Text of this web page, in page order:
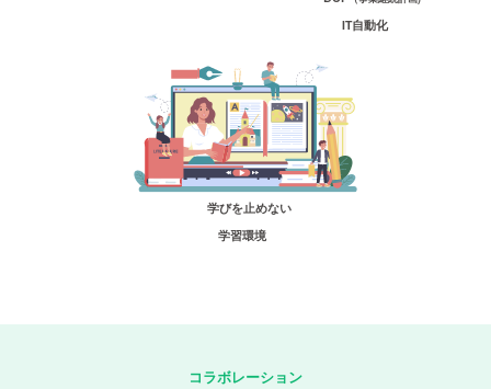
IT自動化
学びを止めない​
学習環境
コラボレーション